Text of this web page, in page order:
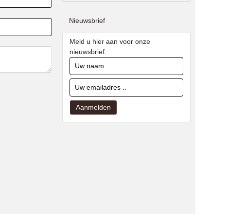
Nieuwsbrief
Meld u hier aan voor onze
nieuwsbrief.